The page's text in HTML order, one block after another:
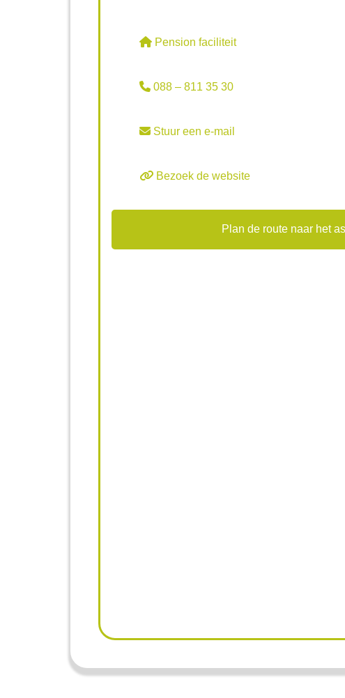
Pension faciliteit
088 – 811 35 30
Stuur een e-mail
Bezoek de website
Plan de route naar het